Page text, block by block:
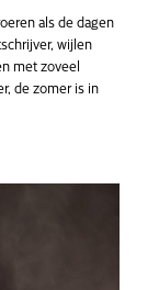
als de dagen
wijlen
met zoveel
de zomer is in